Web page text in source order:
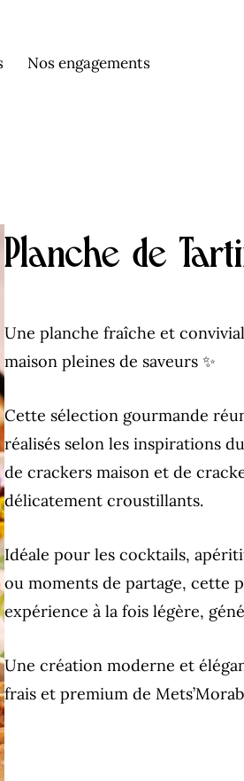
Nos engagements
Planche de
Une planche fraîche et
maison pleines de saveurs ✨
Cette sélection gourmande
réalisés selon les inspirations
de crackers maison et de
délicatement croustillants.
Idéale pour les cocktails,
ou moments de partage, cette
expérience à la fois légère,
Une création moderne et
frais et premium de